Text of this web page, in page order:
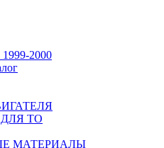
2000
ТО
МАТЕРИАЛЫ